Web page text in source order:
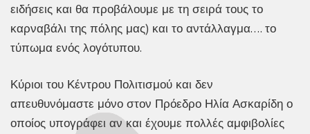
ειδήσεις και θα προβάλουμε με τη σειρά τους το
καρναβάλι της πόλης μας) και το αντάλλαγμα…. το
τύπωμα ενός λογότυπου.
Κύριοι του Κέντρου Πολιτισμού και δεν
απευθυνόμαστε μόνο στον Πρόεδρο Ηλία Ασκαρίδη ο
οποίος υπογράφει αν και έχουμε πολλές αμφιβολίες